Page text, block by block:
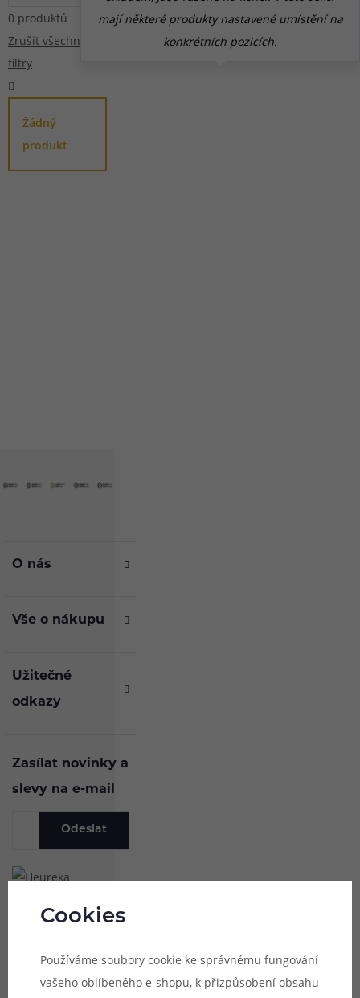
mají některé produkty nastavené umístění na
konkrétních pozicích.
0 produktů
Zrušit všechny
filtry
Žádný
produkt
O nás
Vše o nákupu
Užitečné
odkazy
Zasílat novinky a
slevy na e-mail
Odeslat
Cookies
Používáme soubory cookie ke správnému fungování
vašeho oblíbeného e-shopu, k přizpůsobení obsahu